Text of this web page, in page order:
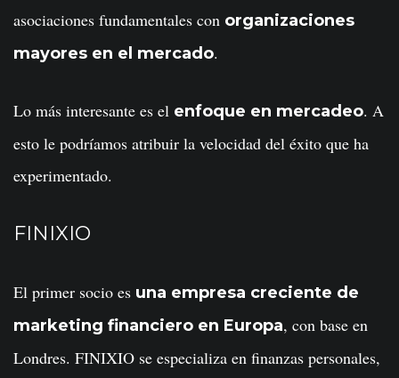
asociaciones fundamentales con organizaciones
mayores en el mercado.
Lo más interesante es el enfoque en mercadeo. A
esto le podríamos atribuir la velocidad del éxito que ha
experimentado.
FINIXIO
El primer socio es una empresa creciente de
marketing financiero en Europa, con base en
Londres. FINIXIO se especializa en finanzas personales,